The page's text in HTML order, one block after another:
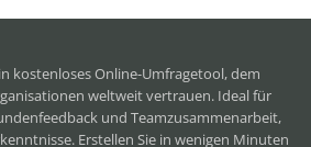
kostenloses Online-Umfragetool, dem
weltweit vertrauen. Ideal für
und Teamzusammenarbeit,
Erstellen Sie in wenigen Minuten